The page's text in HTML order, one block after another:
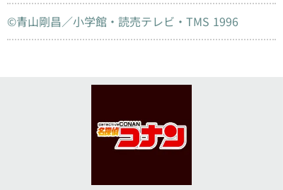
©青山剛昌／小学館・読売テレビ・TMS 1996